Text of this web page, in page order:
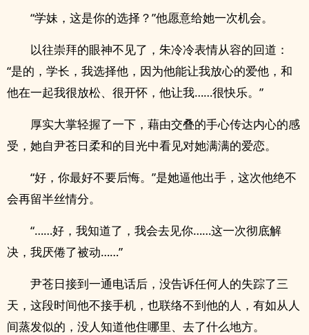
“学妹，这是你的选择？”他愿意给她一次机会。
以往崇拜的眼神不见了，朱冷冷表情从容的回道：
“是的，学长，我选择他，因为他能让我放心的爱他，和
他在一起我很放松、很开怀，他让我……很快乐。”
厚实大掌轻握了一下，藉由交叠的手心传达内心的感
受，她自尹苍日柔和的目光中看见对她满满的爱恋。
“好，你最好不要后悔。”是她逼他出手，这次他绝不
会再留半丝情分。
“……好，我知道了，我会去见你……这一次彻底解
决，我厌倦了被动……”
尹苍日接到一通电话后，没告诉任何人的失踪了三
天，这段时间他不接手机，也联络不到他的人，有如从人
间蒸发似的，没人知道他住哪里、去了什么地方。